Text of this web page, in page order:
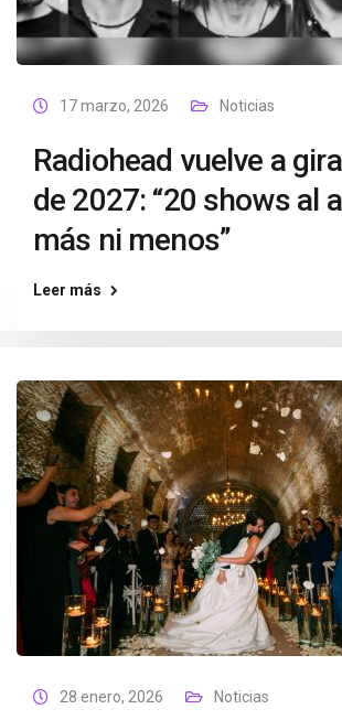
17 marzo, 2026 Noticias
Radiohead vuelve a
de 2027: “20 shows al
más ni menos”
Leer más
28 enero, 2026 Noticias